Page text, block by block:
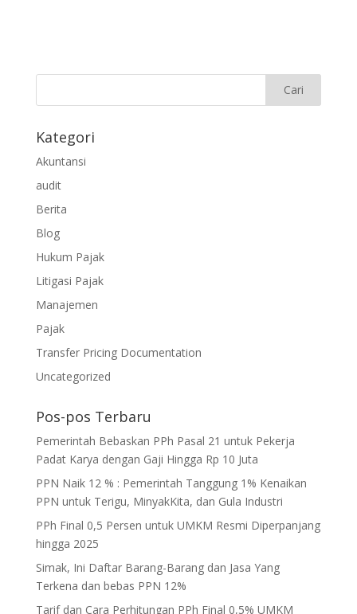
Kategori
Akuntansi
audit
Berita
Blog
Hukum Pajak
Litigasi Pajak
Manajemen
Pajak
Transfer Pricing Documentation
Uncategorized
Pos-pos Terbaru
Pemerintah Bebaskan PPh Pasal 21 untuk Pekerja
Padat Karya dengan Gaji Hingga Rp 10 Juta
PPN Naik 12 % : Pemerintah Tanggung 1% Kenaikan
PPN untuk Terigu, MinyakKita, dan Gula Industri
PPh Final 0,5 Persen untuk UMKM Resmi Diperpanjang
hingga 2025
Simak, Ini Daftar Barang-Barang dan Jasa Yang
Terkena dan bebas PPN 12%
Tarif dan Cara Perhitungan PPh Final 0,5% UMKM